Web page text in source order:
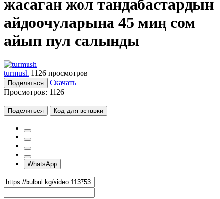
жасаган жол тандабастардын
айдоочуларына 45 миң сом
айып пул салынды
turmush 1126 просмотров
Поделиться
Скачать
Просмотров: 1126
Поделиться Код для вставки
WhatsApp